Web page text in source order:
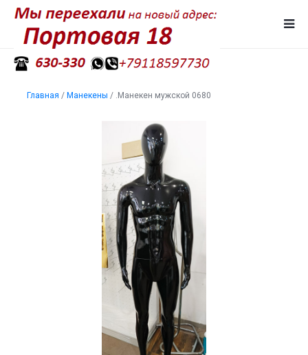
Главная / Манекены / .Манекен мужской 0680